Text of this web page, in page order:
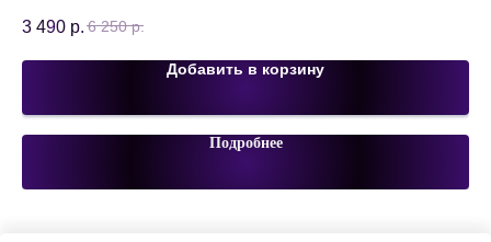
3 490 р. 6 250 р.
Добавить в корзину
Подробнее